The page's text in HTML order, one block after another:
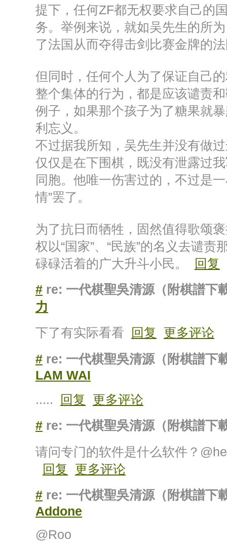
提下，任何ZF都无权要求自己的
务。举例来说，就如吴先生的所
了法国从而夺得击剑比赛金牌的
但同时，任何个人为了保证自己
整个集体的行为，都是应该谴责
例子，如果那个孩子为了糖果就
利忘义。
不过据我所知，吴先生并没有做
仅仅是在下围棋，既没有泄露过
同胞。他唯一伤害过的，不过是
情”罢了。
为了抗日而牺牲，固然值得歌颂
权以“国家”、“民族”的名义去谴
碌碌活着的广大升斗小民。
回复
# re: 一代棋聖吳清源（附棋譜下
力
下了有实际看看
回复
更多评论
# re: 一代棋聖吳清源（附棋譜下
LAM WAI
.....
回复
更多评论
# re: 一代棋聖吳清源（附棋譜下
请问专门的软件是什么软件？
回复
更多评论
# re: 一代棋聖吳清源（附棋譜下
Addone
@Roo